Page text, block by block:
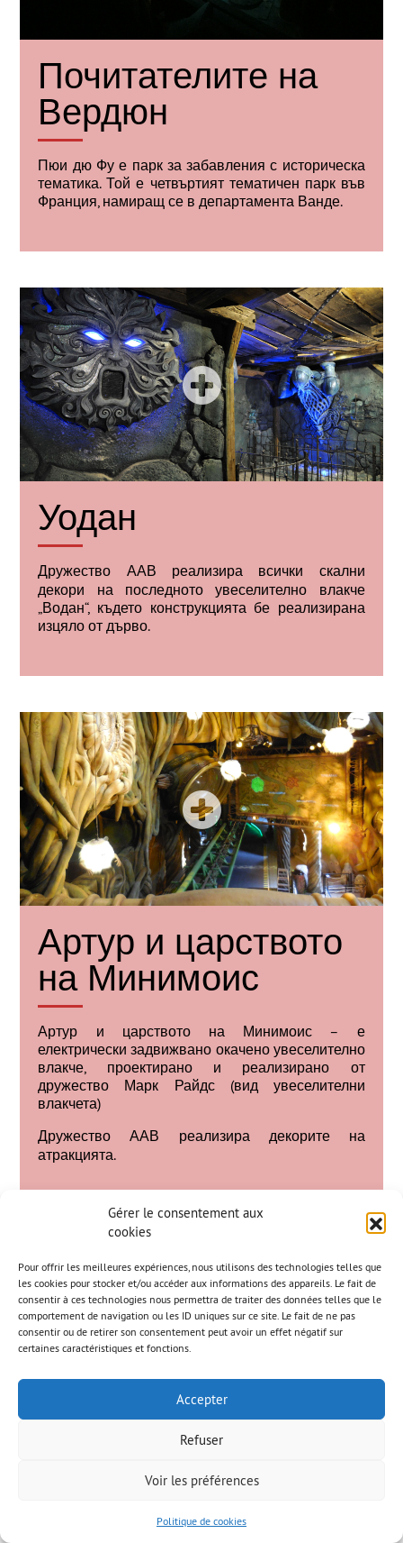
Gérer le consentement aux
cookies
Pour offrir les meilleures expériences, nous utilisons des technologies telles que
les cookies pour stocker et/ou accéder aux informations des appareils. Le fait de
consentir à ces technologies nous permettra de traiter des données telles que le
comportement de navigation ou les ID uniques sur ce site. Le fait de ne pas
consentir ou de retirer son consentement peut avoir un effet négatif sur
certaines caractéristiques et fonctions.
Accepter
Refuser
Voir les préférences
Politique de cookies
Почитателите на
Вердюн
Пюи дю Фу е парк за забавления с историческа
тематика. Той е четвъртият тематичен парк във
Франция, намиращ се в департамента Ванде.
Уодан
Дружество ААВ реализира всички скални
декори на последното увеселително влакче
„Водан“, където конструкцията бе реализирана
изцяло от дърво.
Артур и царството
на Минимоис
Артур и царството на Минимоис – е
електрически задвижвано окачено увеселително
влакче, проектирано и реализирано от
дружество Марк Райдс (вид увеселителни
влакчета)
ДружествоААВ реализира декорите на
атракцията.
Атлантика
Атлантика Суперсплаш: касае се за водно